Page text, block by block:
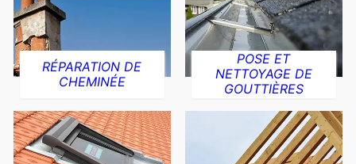
RÉPARATION DE
CHEMINÉE
POSE ET
NETTOYAGE DE
GOUTTIÈRES